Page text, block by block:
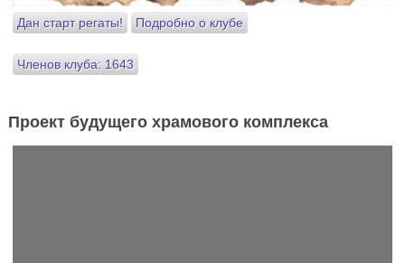
Дан старт регаты! Подробно о клубе
Членов клуба: 1643
Проект будущего храмового комплекса